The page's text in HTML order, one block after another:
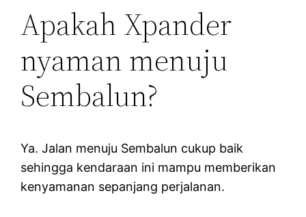
Apakah Xpander
nyaman menuju
Sembalun?
Ya. Jalan menuju Sembalun cukup baik
sehingga kendaraan ini mampu memberikan
kenyamanan sepanjang perjalanan.